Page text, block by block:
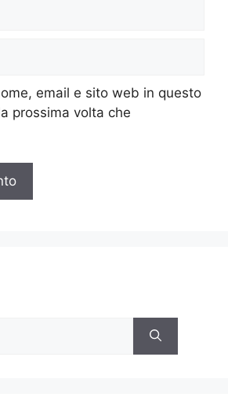
email e sito web in questo
prossima volta che